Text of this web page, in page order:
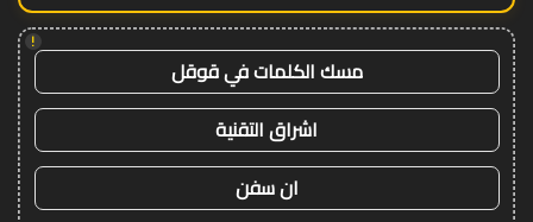
!
مسك الكلمات في قوقل
اشراق التقنية
ان سفن